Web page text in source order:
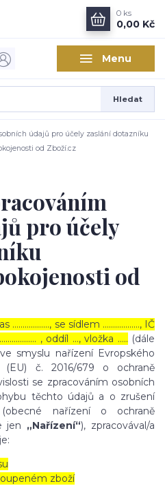
Menu
Hledat
0 ks
0,00 Kč
údajů pro účely zaslání dotazníku
od Zboží.cz
pro účely
od
……………..., se sídlem ………………, IČ
, oddíl …, vložka ….. (dále
smyslu nařízení Evropského
č. 2016/679 o ochraně
se zpracováním osobních
těchto údajů a o zrušení
(obecné nařízení o ochraně
jen „Nařízení“), zpracovával/a
zboží